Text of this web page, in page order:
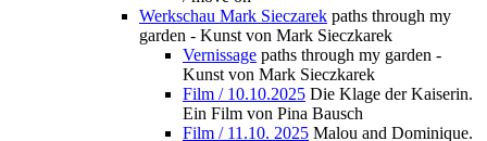
Werkschau Mark Sieczarek paths through my
garden - Kunst von Mark Sieczkarek
Vernissage paths through my garden -
Kunst von Mark Sieczkarek
Film / 10.10.2025 Die Klage der Kaiserin.
Ein Film von Pina Bausch
Film / 11.10. 2025 Malou and Dominique.